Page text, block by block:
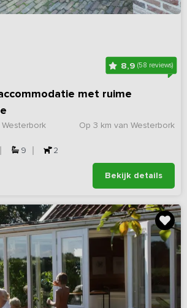
8,9 (58 reviews)
met ruime
Op 3 km van Westerbork
9 2
Bekijk details